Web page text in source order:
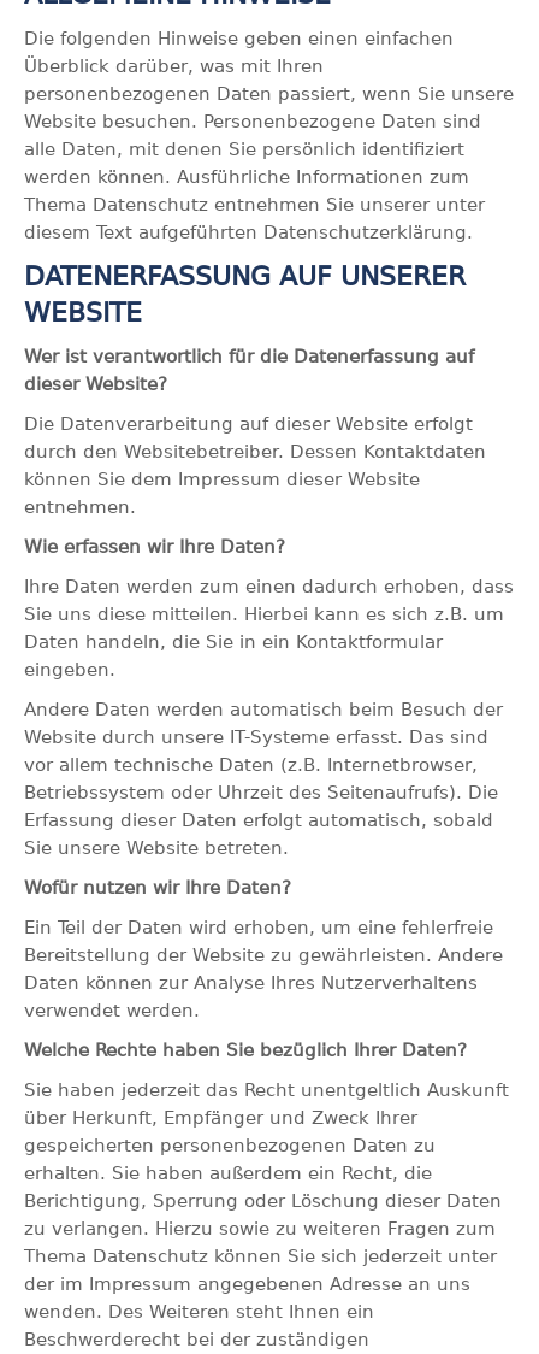
Die folgenden Hinweise geben einen einfachen
Überblick darüber, was mit Ihren
personenbezogenen Daten passiert, wenn Sie unsere
Website besuchen. Personenbezogene Daten sind
alle Daten, mit denen Sie persönlich identifiziert
werden können. Ausführliche Informationen zum
Thema Datenschutz entnehmen Sie unserer unter
diesem Text aufgeführten Datenschutzerklärung.
DATENERFASSUNG AUF UNSERER
WEBSITE
Wer ist verantwortlich für die Datenerfassung auf
dieser Website?
Die Datenverarbeitung auf dieser Website erfolgt
durch den Websitebetreiber. Dessen Kontaktdaten
können Sie dem Impressum dieser Website
entnehmen.
Wie erfassen wir Ihre Daten?
Ihre Daten werden zum einen dadurch erhoben, dass
Sie uns diese mitteilen. Hierbei kann es sich z.B. um
Daten handeln, die Sie in ein Kontaktformular
eingeben.
Andere Daten werden automatisch beim Besuch der
Website durch unsere IT-Systeme erfasst. Das sind
vor allem technische Daten (z.B. Internetbrowser,
Betriebssystem oder Uhrzeit des Seitenaufrufs). Die
Erfassung dieser Daten erfolgt automatisch, sobald
Sie unsere Website betreten.
Wofür nutzen wir Ihre Daten?
Ein Teil der Daten wird erhoben, um eine fehlerfreie
Bereitstellung der Website zu gewährleisten. Andere
Daten können zur Analyse Ihres Nutzerverhaltens
verwendet werden.
Welche Rechte haben Sie bezüglich Ihrer Daten?
Sie haben jederzeit das Recht unentgeltlich Auskunft
über Herkunft, Empfänger und Zweck Ihrer
gespeicherten personenbezogenen Daten zu
erhalten. Sie haben außerdem ein Recht, die
Berichtigung, Sperrung oder Löschung dieser Daten
zu verlangen. Hierzu sowie zu weiteren Fragen zum
Thema Datenschutz können Sie sich jederzeit unter
der im Impressum angegebenen Adresse an uns
wenden. Des Weiteren steht Ihnen ein
Beschwerderecht bei der zuständigen